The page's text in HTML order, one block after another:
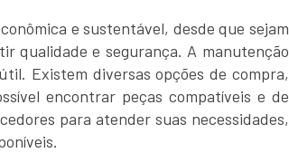
e sustentável, desde que sejam
qualidade e segurança. A manutenção
Existem diversas opções de compra,
encontrar peças compatíveis e de
para atender suas necessidades,